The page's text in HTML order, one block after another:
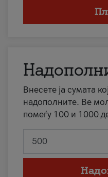
Внесете ја сумата
надополните. Ве
помеѓу 100 и 1000